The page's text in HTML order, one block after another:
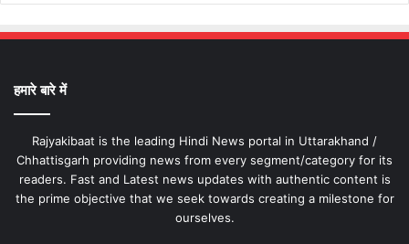
हमारे बारे में
Rajyakibaat is the leading Hindi News portal in Uttarakhand /
Chhattisgarh providing news from every segment/category for its
readers. Fast and Latest news updates with authentic content is
the prime objective that we seek towards creating a milestone for
ourselves.